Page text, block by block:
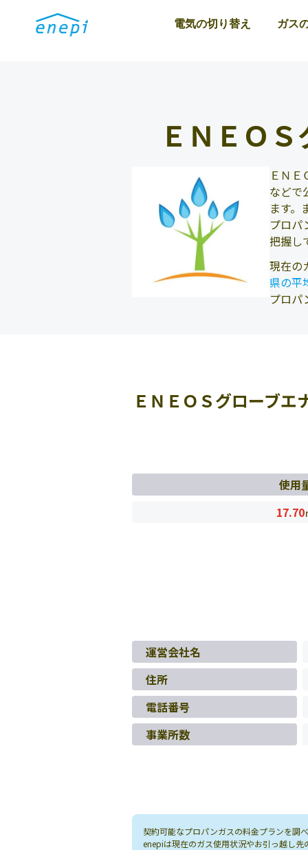
電気の切り替え ガス
ＥＮＥＯ
ＥＮ
などで
ます。
プロパ
把握し
現在の
県の平
プロパ
ＥＮＥＯＳグローブ
使用
17.70
運営会社名
住所
電話番号
事業所数
契約可能なプロパンガスの料金プランを調
enepiは現在のガス使用状況やお引っ越し